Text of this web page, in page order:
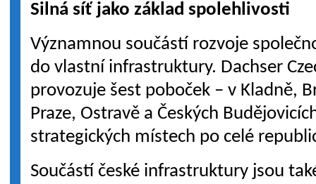
Silná síť jako základ spolehlivosti
Významnou součástí rozvoje
do vlastní infrastruktury. Dachser
provozuje šest poboček – v Kladně,
Praze, Ostravě a Českých
strategických místech po celé
Součástí české infrastruktury jsou